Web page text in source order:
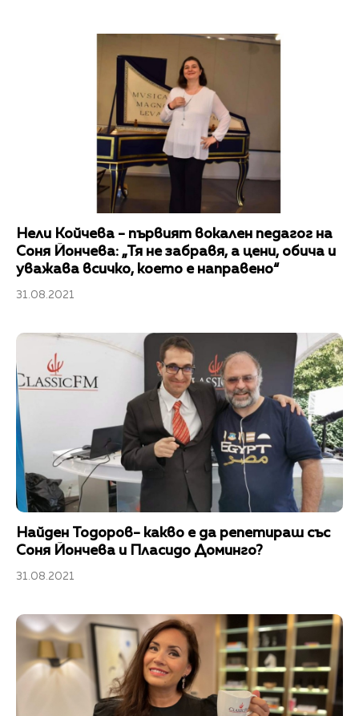
Нели Койчева - първият вокален педагог на
Соня Йончева: „Тя не забравя, а цени, обича и
уважава всичко, което е направено“
31.08.2021
Найден Тодоров- какво е да репетираш със
Соня Йончева и Пласидо Доминго?
31.08.2021